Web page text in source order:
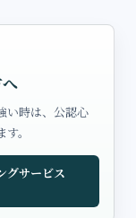
い時は、公認心
。
グサービス